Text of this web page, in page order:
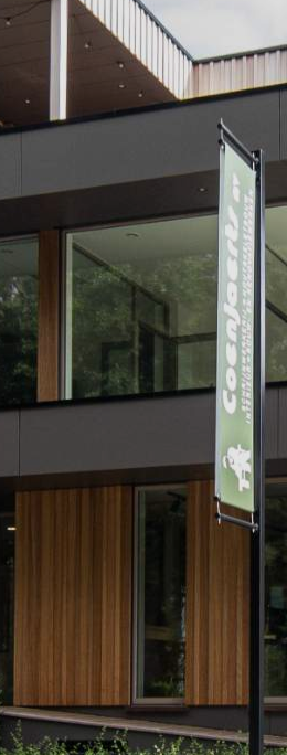
LEES MEER